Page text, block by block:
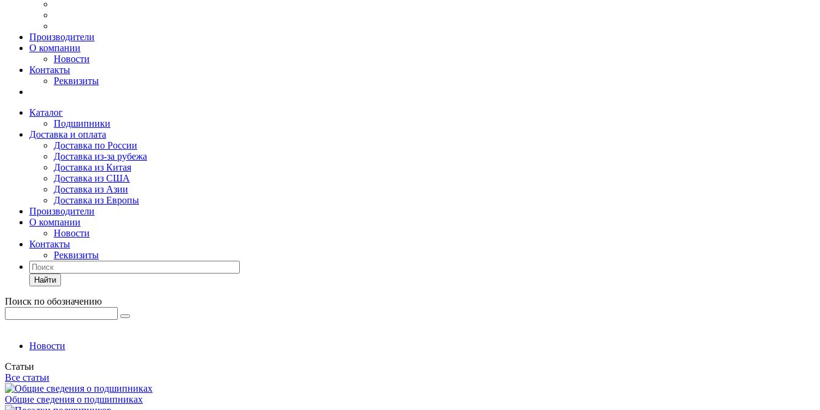
Производители
О компании
Новости
Контакты
Реквизиты
Каталог
Подшипники
Доставка и оплата
Доставка по России
Доставка из-за рубежа
Доставка из Китая
Доставка из США
Доставка из Азии
Доставка из Европы
Производители
О компании
Новости
Контакты
Реквизиты
Найти
Поиск по обозначению
Новости
Статьи
Все статьи
Общие сведения о подшипниках